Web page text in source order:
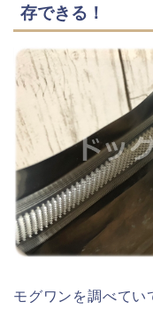
存できる！
モグワンを調べてい